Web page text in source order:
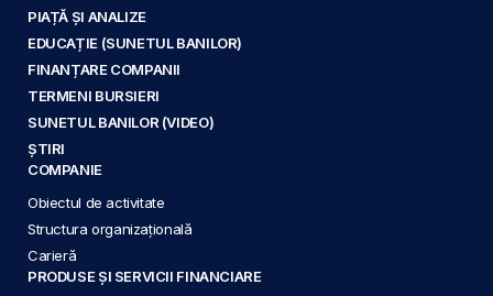
PIAȚĂ ȘI ANALIZE
EDUCAȚIE (SUNETUL BANILOR)
FINANȚARE COMPANII
TERMENI BURSIERI
SUNETUL BANILOR (VIDEO)
ȘTIRI
COMPANIE
Obiectul de activitate
Structura organizațională
Carieră
PRODUSE ȘI SERVICII FINANCIARE